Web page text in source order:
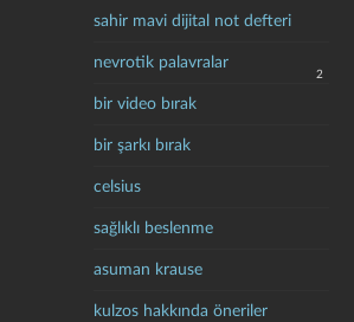
sahir mavi dijital not defteri
nevrotik palavralar
2
bir video bırak
bir şarkı bırak
celsius
sağlıklı beslenme
asuman krause
kulzos hakkında öneriler